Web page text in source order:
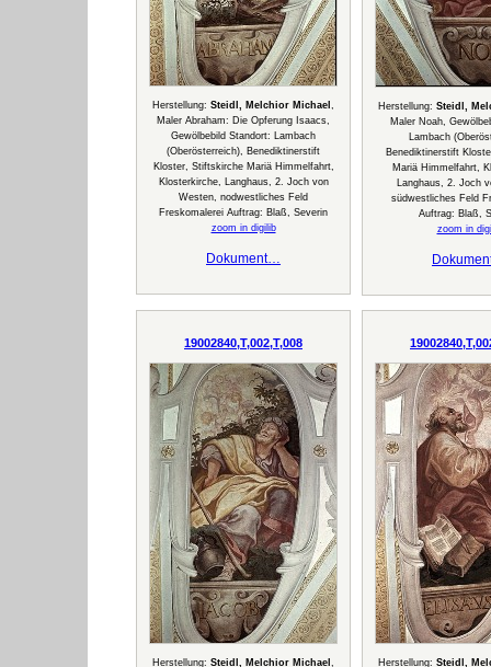
Herstellung: Steidl, Melchior Michael ,
Maler Abraham: Die Opferung Isaacs,
Gewölbebild Standort: Lambach
(Oberösterreich), Benediktinerstift
Kloster, Stiftskirche Mariä Himmelfahrt,
Klosterkirche, Langhaus, 2. Joch von
Westen, nodwestliches Feld
Freskomalerei Auftrag: Blaß, Severin
zoom in digilib
Dokument…
Herstellung: Steidl,
Maler Noah,
Lambach
Benediktinerstift
Mariä Himmelfahrt,
Langhaus, 2. Joch
südwestliches Feld
Auftrag: Blaß,
zoom in
19002840,T,002,T,008
Herstellung: Steidl, Melchior Michael , Herstellung: Steidl,